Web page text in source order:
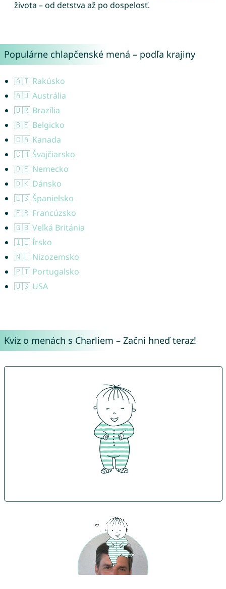
života – od detstva až po dospelosť.
Populárne chlapčenské mená – podľa krajiny
🇦🇹 Rakúsko
🇦🇺 Austrália
🇧🇷 Brazília
🇧🇪 Belgicko
🇨🇦 Kanada
🇨🇭 Švajčiarsko
🇩🇪 Nemecko
🇩🇰 Dánsko
🇪🇸 Španielsko
🇫🇷 Francúzsko
🇬🇧 Veľká Británia
🇮🇪 Írsko
🇳🇱 Nizozemsko
🇵🇹 Portugalsko
🇺🇸 USA
Kvíz o menách s Charliem – Začni hneď teraz!